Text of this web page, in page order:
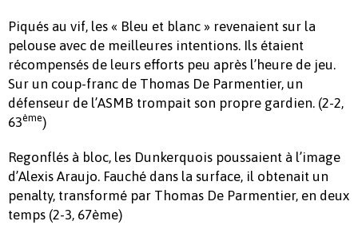
Piqués au vif, les « Bleu et blanc » revenaient sur la
pelouse avec de meilleures intentions. Ils étaient
récompensés de leurs efforts peu après l’heure de jeu.
Sur un coup-franc de Thomas De Parmentier, un
défenseur de l’ASMB trompait son propre gardien. (2-2,
63ème)
Regonflés à bloc, les Dunkerquois poussaient à l’image
d’Alexis Araujo. Fauché dans la surface, il obtenait un
penalty, transformé par Thomas De Parmentier, en deux
temps (2-3, 67ème)